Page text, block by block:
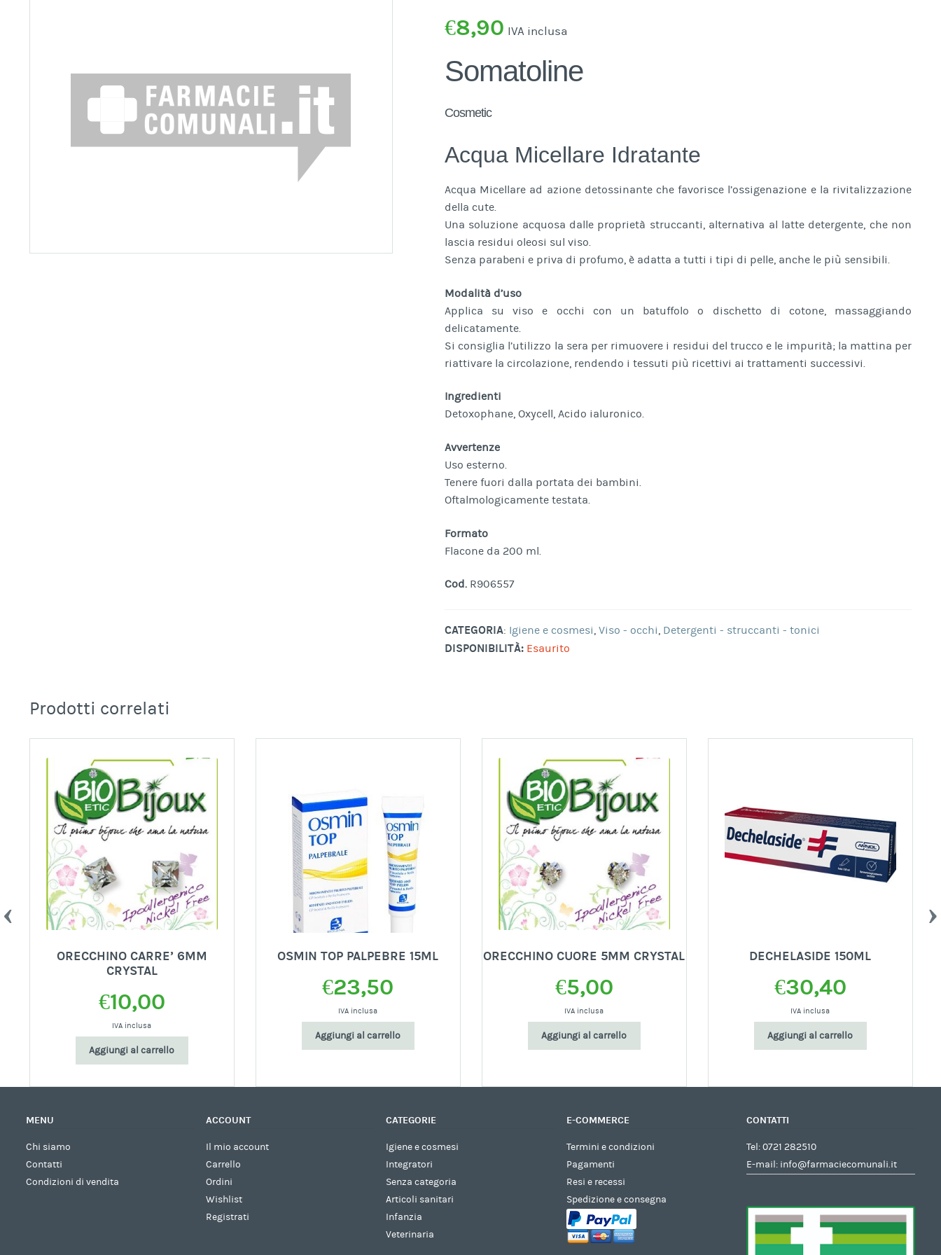
€8,90 IVA inclusa
Somatoline
Cosmetic
Acqua Micellare Idratante
Acqua Micellare ad azione detossinante che favorisce l’ossigenazione e la rivitalizzazione
della cute.
Una soluzione acquosa dalle proprietà struccanti, alternativa al latte detergente, che non
lascia residui oleosi sul viso.
Senza parabeni e priva di profumo, è adatta a tutti i tipi di pelle, anche le più sensibili.
Modalità d’uso
Applica su viso e occhi con un batuffolo o dischetto di cotone, massaggiando
delicatamente.
Si consiglia l’utilizzo la sera per rimuovere i residui del trucco e le impurità; la mattina per
riattivare la circolazione, rendendo i tessuti più ricettivi ai trattamenti successivi.
Ingredienti
Detoxophane, Oxycell, Acido ialuronico.
Avvertenze
Uso esterno.
Tenere fuori dalla portata dei bambini.
Oftalmologicamente testata.
Formato
Flacone da 200 ml.
Cod.R906557
CATEGORIA: Igiene e cosmesi, Viso - occhi, Detergenti - struccanti - tonici
DISPONIBILITÀ: Esaurito
Prodotti correlati
ORECCHINO CARRE’ 6MM
CRYSTAL
€10,00
IVA inclusa
Aggiungi al carrello
OSMIN TOP PALPEBRE 15ML
€23,50
IVA inclusa
Aggiungi al carrello
ORECCHINO CUORE 5MM CRYSTAL
€5,00
IVA inclusa
Aggiungi al carrello
DECHELASIDE 150ML
€30,40
IVA inclusa
Aggiungi al carrello
MENU
Chi siamo
Contatti
Condizioni di vendita
ACCOUNT
Il mio account
Carrello
Ordini
Wishlist
Registrati
CATEGORIE
Igiene e cosmesi
Integratori
Senza categoria
Articoli sanitari
Infanzia
Veterinaria
E-COMMERCE
Termini e condizioni
Pagamenti
Resi e recessi
Spedizione e consegna
CONTATTI
Tel:0721 282510
E-mail: info@farmaciecomunali.it